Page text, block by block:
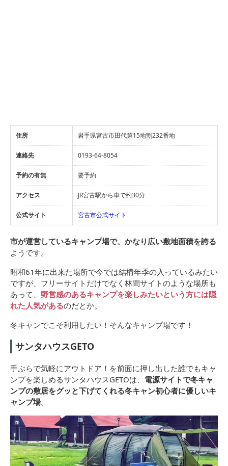
住所 岩手県宮古市田代第15地割232番地
連絡先 0193-64-8054
予約の有無 要予約
アクセス JR宮古駅から車で約30分
公式サイト 宮古市公式サイト
市が運営しているキャンプ場で、かなり広い敷地面積を誇る
ようです。
昭和61年に出来た場所で今では結構年季の入っているみたい
ですが、フリーサイトだけでなく林間サイトのような場所も
あって、 野営感のあるキャンプを楽しみたいという方には隠
れた人気があるのだとか。
冬キャンでこそ利用したい！そんなキャンプ場です！
サンタハウスGETO
手ぶらで気軽にアウトドア！を前面に押し出した誰でもキャ
ンプを楽しめるサンタハウスGETOは、 電源サイトで冬キャ
ンプの敷居をグッと下げてくれる冬キャン初心者に優しいキ
ャンプ場。